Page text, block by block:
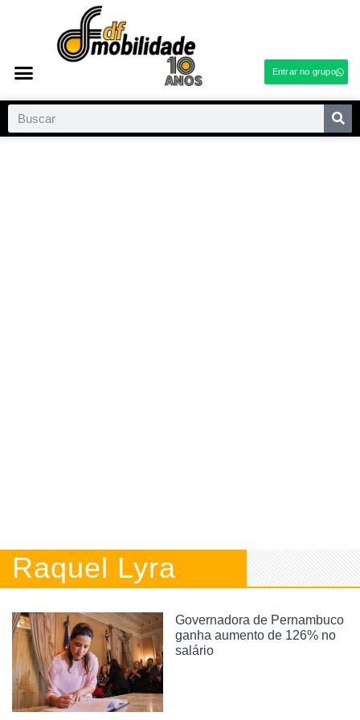
Entrar no grupo
Raquel Lyra
Governadora de Pernambuco
ganha aumento de 126% no
salário